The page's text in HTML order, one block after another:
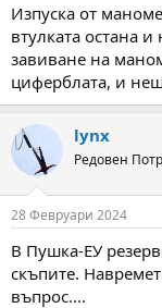
Изпуска от
втулката остана
завиване на
циферблата, и
lynx
Редовен
28 Февруари 2024
В Пушка-ЕУ
скъпите.
въпрос....